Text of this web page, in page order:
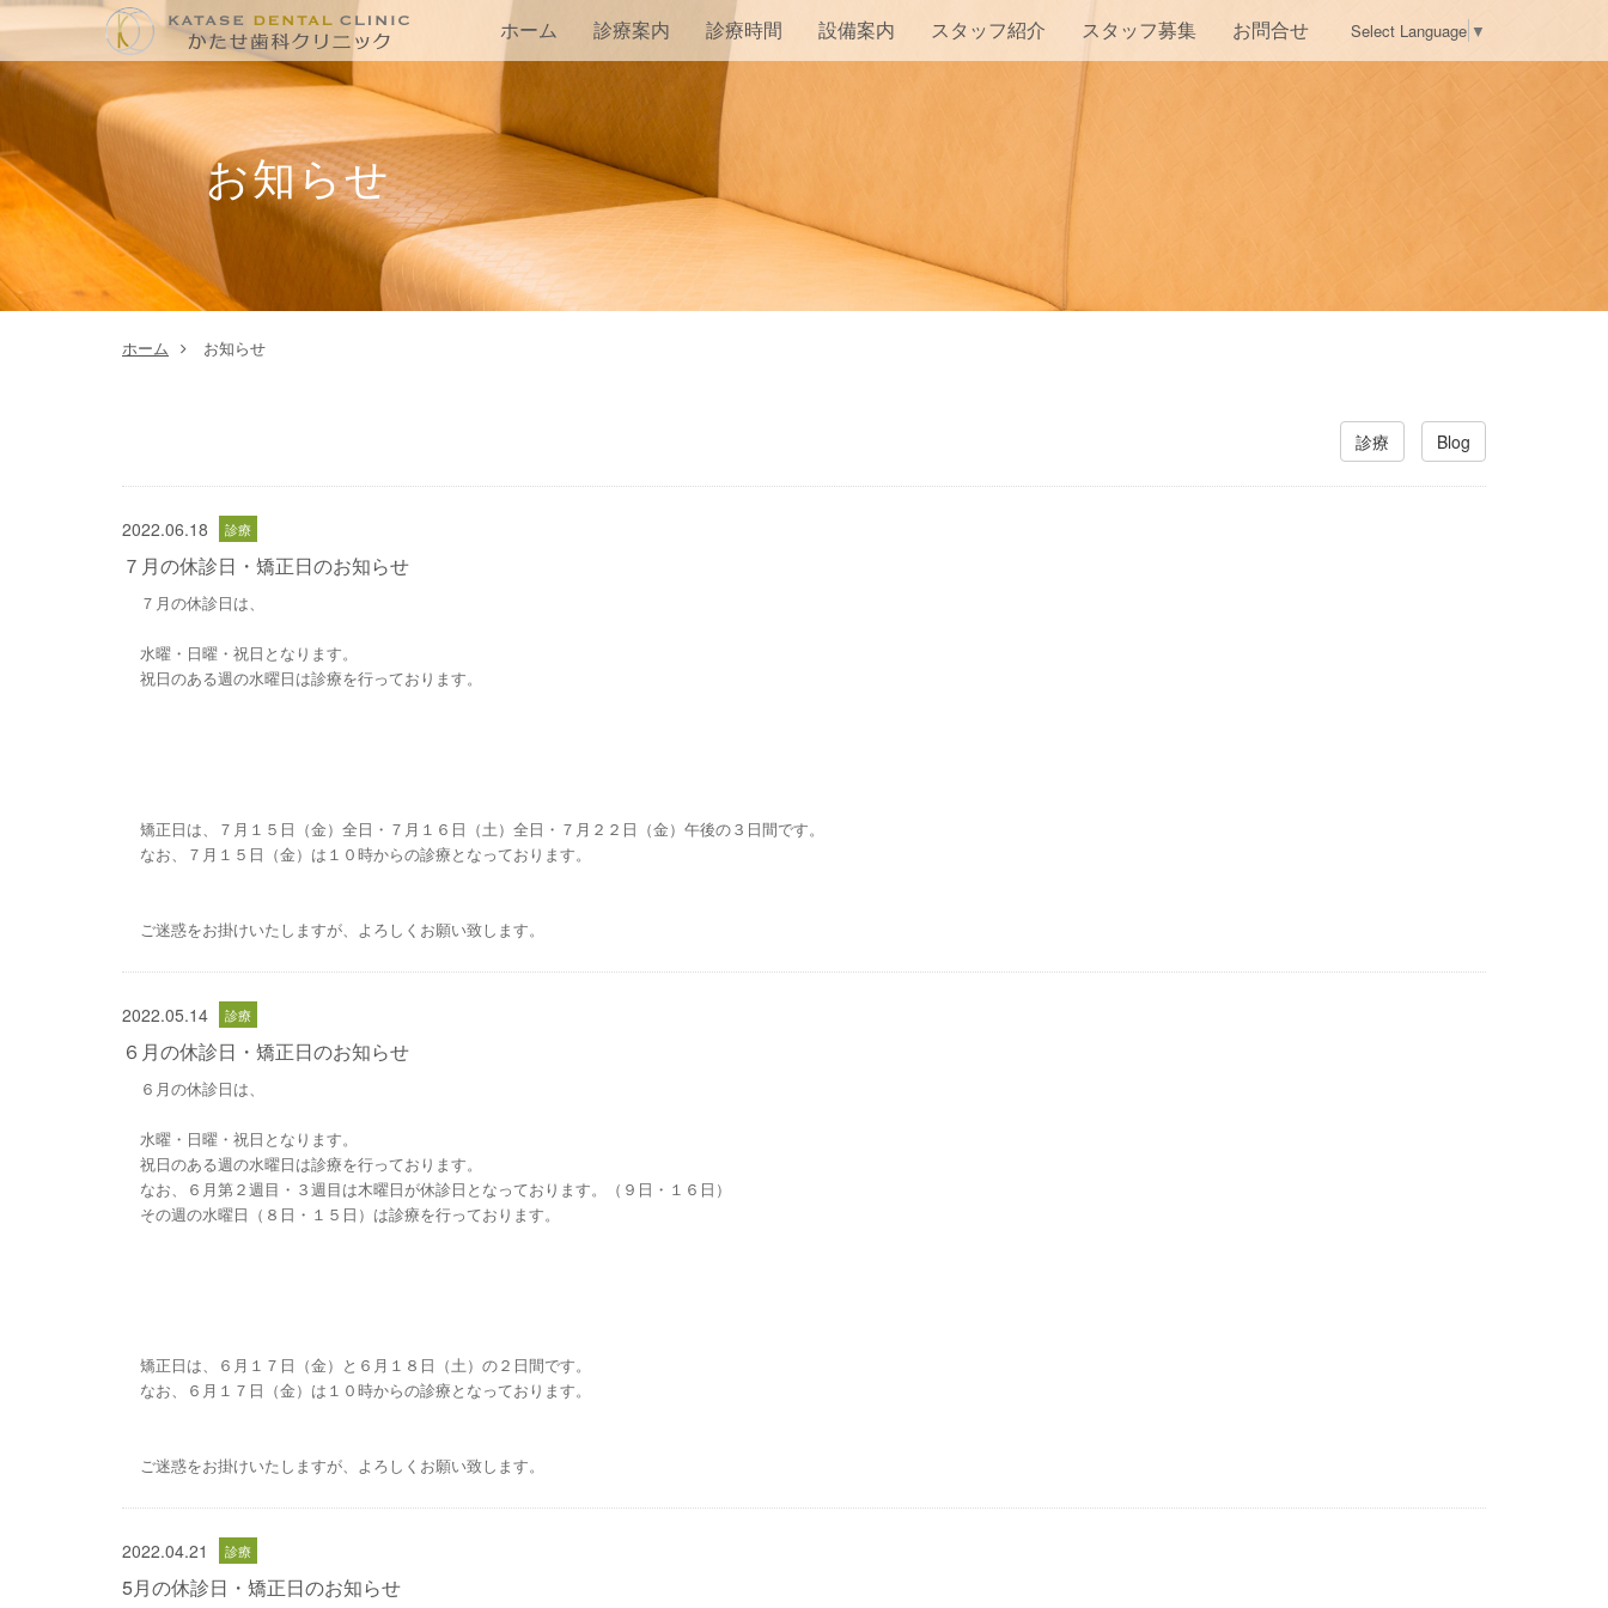
ホーム 診療案内 診療時間 設備案内 スタッフ紹介 スタッフ募集 お問合せ Select Language ▼
お知らせ
ホーム お知らせ
診療 Blog
2022.06.18
７月の休診日・矯正日のお知らせ
７月の休診日は、
水曜・日曜・祝日となります。
祝日のある週の水曜日は診療を行っております。
矯正日は、７月１５日（金）全日・７月１６日（土）全日・７月２２日（金）午後の３日間です。
なお、７月１５日（金）は１０時からの診療となっております。
ご迷惑をお掛けいたしますが、よろしくお願い致します。
2022.05.14
６月の休診日・矯正日のお知らせ
６月の休診日は、
水曜・日曜・祝日となります。
祝日のある週の水曜日は診療を行っております。
なお、６月第２週目・３週目は木曜日が休診日となっております。（９日・１６日）
その週の水曜日（８日・１５日）は診療を行っております。
矯正日は、６月１７日（金）と６月１８日（土）の２日間です。
なお、６月１７日（金）は１０時からの診療となっております。
ご迷惑をお掛けいたしますが、よろしくお願い致します。
2022.04.21
5月の休診日・矯正日のお知らせ